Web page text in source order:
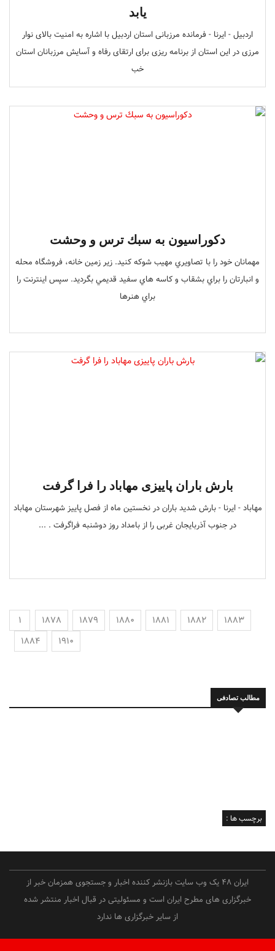
یابد
اردبیل - ایرنا - فرمانده مرزبانی استان اردبیل با اشاره به امنیت بالای نوار
مرزی در این استان از برنامه ریزی برای ارتقای رفاه و آسایش مرزبانان استان
خب
دكوراسيون به سبك ترس و وحشت
مهمانان خود را با تصاويري مهيب شوكه كنيد. زير زمين خانه، فروشگاه محله
و انبارتان را براي بشقاب و كاسه هاي سفيد قديمي بگرديد. سپس اينترنت را
براي هنرها
بارش باران پاییزی مهاباد را فرا گرفت
مهاباد - ایرنا - بارش شدید باران در نخستین ماه از فصل پاییز شهرستان مهاباد
در جنوب آذربایجان غربی را از بامداد روز دوشنبه فراگرفت . ...
1 1878 1879 1880 1881 1882
1883
1884
1910
مطالب تصادفی
برچسب ها :
ایران 48 یک وب سایت بازنشر کننده اخبار و جستجوی همزمان خبر از
خبرگزاری های مطرح ایران است و مسئولیتی در قبال اخبار منتشر شده
از سایر خبرگزاری ها ندارد